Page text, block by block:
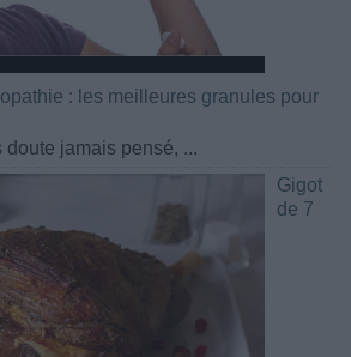
: les meilleures granules pour
doute jamais pensé, ...
Gigot
de 7